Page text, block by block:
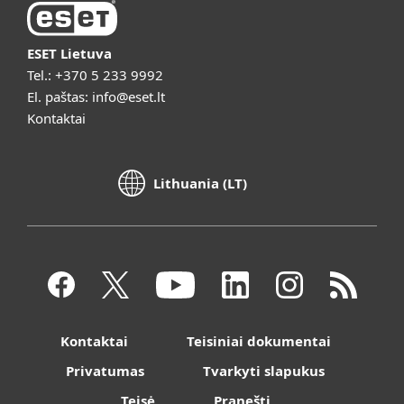
ESET Lietuva
Tel.: +370 5 233 9992
El. paštas: info@eset.lt
Kontaktai
Lithuania (LT)
Kontaktai
Teisiniai dokumentai
Privatumas
Tvarkyti slapukus
Teisė
Pranešti